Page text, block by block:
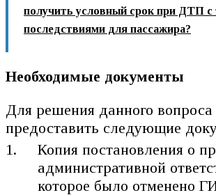
получить условный срок при ДТП
последствиями для пассажира?
Необходимые документы
Для решения данного вопроса
предоставить следующие
Копия постановления о
административной
которое было отменено